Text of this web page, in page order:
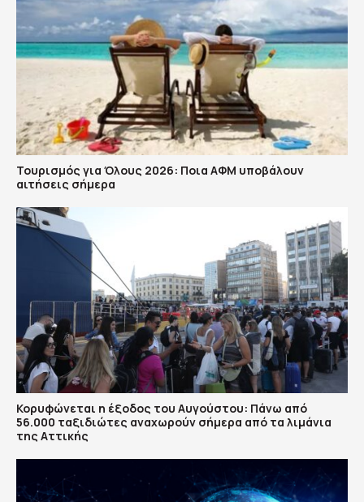
Τουρισμός για Όλους 2026: Ποια ΑΦΜ υποβάλουν
αιτήσεις σήμερα
Κορυφώνεται η έξοδος του Αυγούστου: Πάνω από
56.000 ταξιδιώτες αναχωρούν σήμερα από τα λιμάνια
της Αττικής